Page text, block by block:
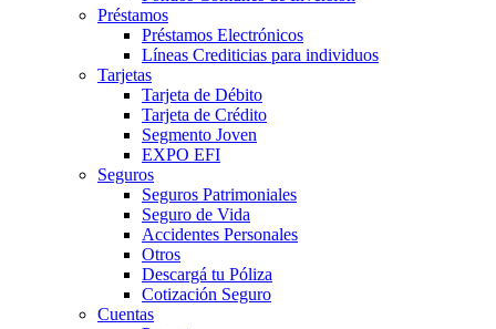
Préstamos
Préstamos Electrónicos
Líneas Crediticias para individuos
Tarjetas
Tarjeta de Débito
Tarjeta de Crédito
Segmento Joven
EXPO EFI
Seguros
Seguros Patrimoniales
Seguro de Vida
Accidentes Personales
Otros
Descargá tu Póliza
Cotización Seguro
Cuentas